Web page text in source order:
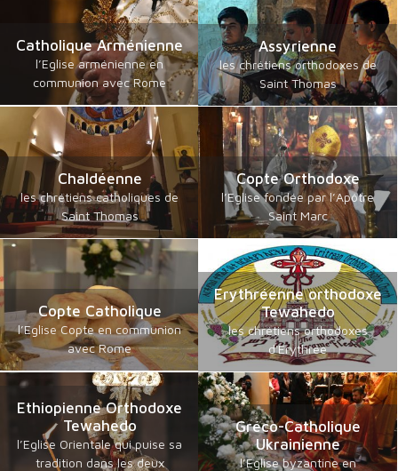
Catholique Arménienne
l’Eglise arménienne en
communion avec Rome
Assyrienne
les chrétiens orthodoxes de
Saint Thomas
Chaldéenne
les chrétiens catholiques de
Saint Thomas
Copte Orthodoxe
l’Eglise fondée par l’Apôtre
Saint Marc
Copte Catholique
l’Eglise Copte en communion
avec Rome
Erythréenne orthodoxe
Tewahedo
les chrétiens orthodoxes
d'Erythrée
Ethiopienne Orthodoxe
Tewahedo
l’Eglise Orientale qui puise sa
tradition dans les deux
Gréco-Catholique
Ukrainienne
l’Eglise byzantine en